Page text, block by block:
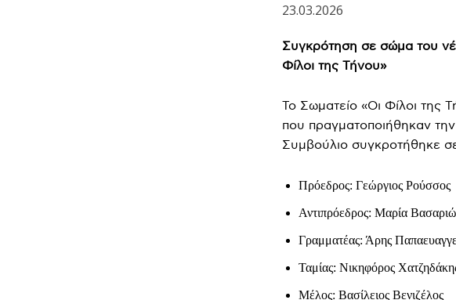
23.03.2026
Συγκρότηση σε σώμα του
Φίλοι της Τήνου»
Το Σωματείο «Οι Φίλοι της
που πραγματοποιήθηκαν
Συμβούλιο συγκροτήθηκε
Πρόεδρος: Γεώργιος Ρούσσος
Αντιπρόεδρος: Μαρία
Γραμματέας: Άρης
Ταμίας: Νικηφόρος
Μέλος: Βασίλειος Βενιζέλος